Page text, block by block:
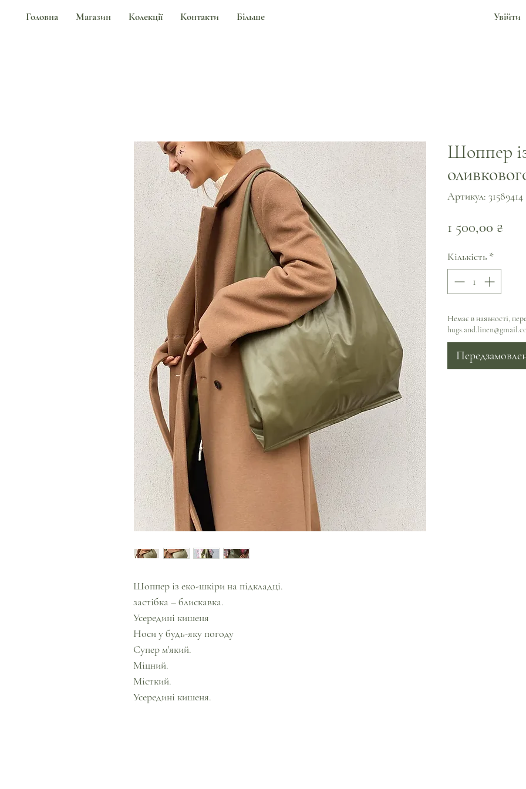
Головна Магазин Колекції Контакти Більше Увійти
Шоппер із еко-шкіри на підкладці.
застібка – блискавка.
Усередині кишеня
Носи у будь-яку погоду
Супер м'який.
Міцний.
Місткий.
Усередині кишеня.
Шоппер
Артикул: 31589414
1 500,00 ₴
Кількість *
Немає в наявності,